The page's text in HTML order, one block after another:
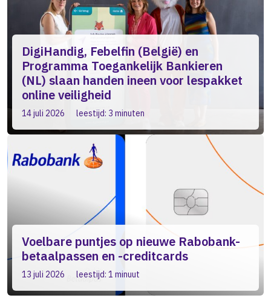
DigiHandig, Febelfin (België) en
Programma Toegankelijk Bankieren
(NL) slaan handen ineen voor lespakket
online veiligheid
14 juli 2026 leestijd: 3 minuten
Voelbare puntjes op nieuwe Rabobank-
betaalpassen en -creditcards
13 juli 2026 leestijd: 1 minuut